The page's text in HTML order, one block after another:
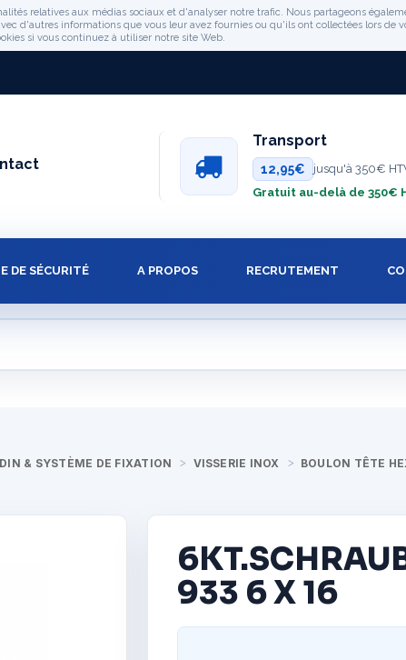
relatives aux médias sociaux et d'analyser notre trafic. Nous partageons
d'autres informations que vous leur avez fournies ou qu'ils ont collectées lors de
si vous continuez à utiliser notre site Web.
Transport
12,95€
jusqu'à 350€
Gratuit au-delà de 350€
DE SÉCURITÉ A PROPOS RECRUTEMENT
& SYSTÈME DE FIXATION VISSERIE INOX
BOULON TÊTE
933 6 X 16